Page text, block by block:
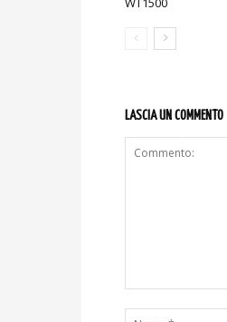
LASCIA UN COMMENTO